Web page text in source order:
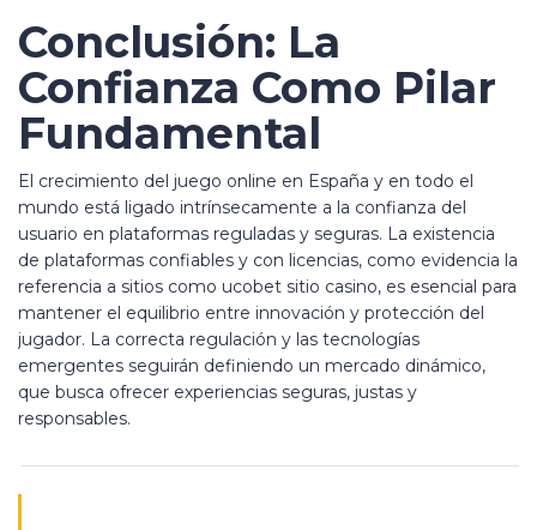
Conclusión: La
Confianza Como Pilar
Fundamental
El crecimiento del juego online en España y en todo el
mundo está ligado intrínsecamente a la confianza del
usuario en plataformas reguladas y seguras. La existencia
de plataformas confiables y con licencias, como evidencia la
referencia a sitios como ucobet sitio casino, es esencial para
mantener el equilibrio entre innovación y protección del
jugador. La correcta regulación y las tecnologías
emergentes seguirán definiendo un mercado dinámico,
que busca ofrecer experiencias seguras, justas y
responsables.